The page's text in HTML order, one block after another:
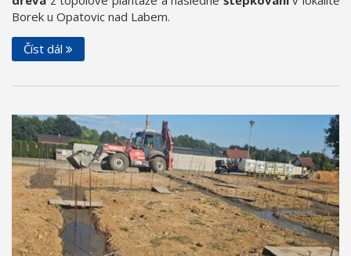
Borek u Opatovic nad Labem.
Číst dál